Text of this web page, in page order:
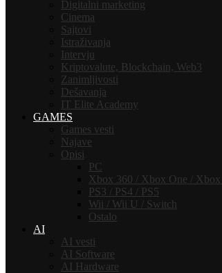
Digitalni marketing
Cinema
Sajtovi
Istraživanja
Intervju
Kriptovalute, Blockchain, Web3
Zanimljivosti
Dešavanja
IT Elite Academy
GAMES
Games vesti
Najave
Opisi
PC
Xbox 360 / Xbox One /
PS3 / PS4 / PS5
Wii / Wii U / Switch
Ostalo
AI
AI vesti
AI Software
AI Hardware